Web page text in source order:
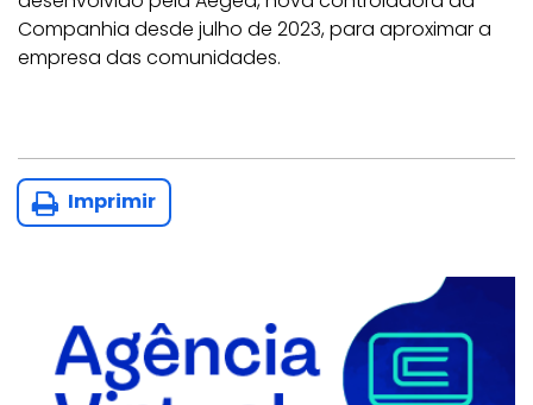
Companhia desde julho de 2023, para aproximar a
empresa das comunidades.
Imprimir